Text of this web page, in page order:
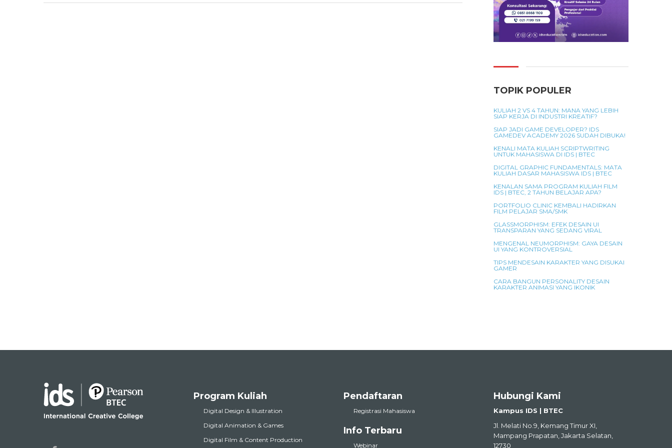
TOPIK POPULER
KULIAH 2 VS 4 TAHUN: MANA YANG LEBIH
SIAP KERJA DI INDUSTRI KREATIF?
SIAP JADI GAME DEVELOPER? IDS
GAMEDEV ACADEMY 2026 SUDAH DIBUKA!
KENALI MATA KULIAH SCRIPTWRITING
UNTUK MAHASISWA DI IDS | BTEC
DIGITAL GRAPHIC FUNDAMENTALS: MATA
KULIAH DASAR MAHASISWA IDS | BTEC
KENALAN SAMA PROGRAM KULIAH FILM
IDS | BTEC, 2 TAHUN BELAJAR APA?
PORTFOLIO CLINIC KEMBALI HADIRKAN
FILM PELAJAR SMA/SMK
GLASSMORPHISM: EFEK DESAIN UI
TRANSPARAN YANG SEDANG VIRAL
MENGENAL NEUMORPHISM: GAYA DESAIN
UI YANG KONTROVERSIAL
TIPS MENDESAIN KARAKTER YANG DISUKAI
GAMER
CARA BANGUN PERSONALITY DESAIN
KARAKTER ANIMASI YANG IKONIK
Program Kuliah
Digital Design & Illustration
Digital Animation & Games
Digital Film & Content Production
Pendaftaran
Registrasi Mahasiswa
Info Terbaru
Webinar
Hubungi Kami
Kampus IDS | BTEC
Jl. Melati No.9, Kemang Timur XI,
Mampang Prapatan, Jakarta Selatan,
12730